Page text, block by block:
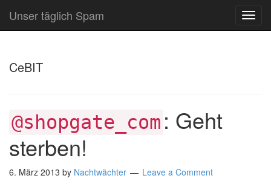
Unser täglich Spam
CeBIT
@shopgate_com : Geht
sterben!
6. März 2013 by Nachtwächter Leave a Comment